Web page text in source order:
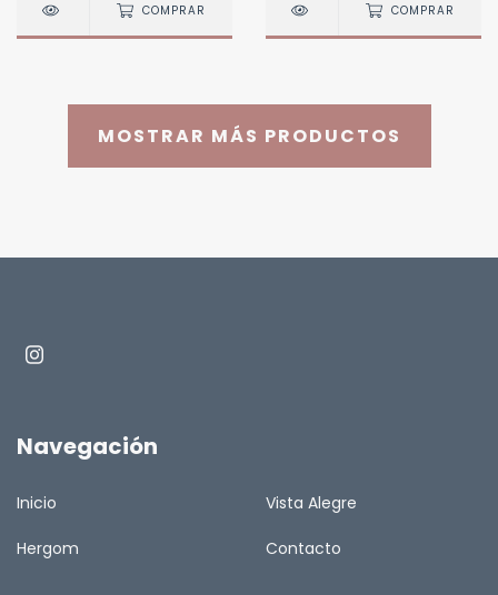
COMPRAR COMPRAR
MOSTRAR MÁS PRODUCTOS
Navegación
Inicio Vista Alegre
Hergom Contacto